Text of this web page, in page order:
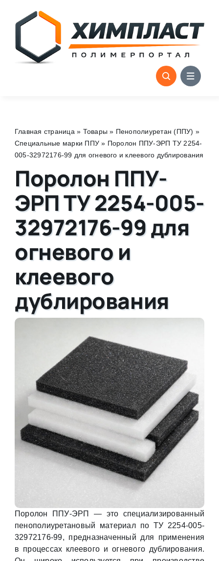
content
Главная страница » Товары » Пенополиуретан (ППУ) »
Специальные марки ППУ » Поролон ППУ-ЭРП ТУ 2254-
005-32972176-99 для огневого и клеевого дублирования
Поролон ППУ-
ЭРП ТУ 2254-005-
32972176-99 для
огневого и
клеевого
дублирования
Поролон ППУ-ЭРП — это специализированный
пенополиуретановый материал по ТУ 2254-005-
32972176-99, предназначенный для применения
в процессах клеевого и огневого дублирования.